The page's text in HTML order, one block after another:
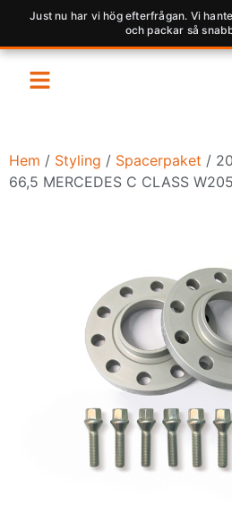
Just nu har vi hög efterfrågan. Vi
och packar så
Hem / Styling / Spacerpaket /
66,5 MERCEDES C CLASS W205